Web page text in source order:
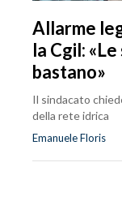
Allarme
la Cgil:
bastano»
Il sindacato
della rete idrica
Emanuele Floris